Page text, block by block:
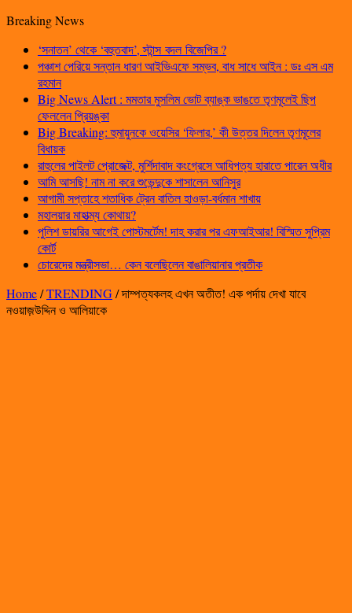
Breaking News
‘সনাতন’ থেকে ‘বহুতবাদ’, স্টান্স বদল বিজেপির ?
পঞ্চাশ পেরিয়ে সন্তান ধারণ আইভিএফে সম্ভব, বাধ সাধে আইন : ডঃ এস এম
রহমান
Big News Alert : মমতার মুসলিম ভোট ব্যাঙ্ক ভাঙতে তৃণমূলেই ছিপ
ফেললেন প্রিয়ঙ্কা
Big Breaking: হুমায়ুনকে ওয়েসির ‘ফিলার,’ কী উত্তর দিলেন তৃণমূলের
বিধায়ক
রাহুলের পাইলট প্রোজেক্ট, মুর্শিদাবাদ কংগ্রেসে আধিপত্য হারাতে পারেন অধীর
আমি আসছি! নাম না করে শুভেন্দুকে শাসালেন আনিসুর
আগামী সপ্তাহে শতাধিক ট্রেন বাতিল হাওড়া-বর্ধমান শাখায়
মহালয়ার মাহাত্ম্য কোথায়?
পুলিশ ডায়রির আগেই পোস্টমর্টেম! দাহ করার পর এফআইআর! বিস্মিত সুপ্রিম
কোর্ট
চোরেদের মন্ত্রীসভা… কেন বলেছিলেন বাঙালিয়ানার প্রতীক
Home/TRENDING/দাম্পত্যকলহ এখন অতীত! এক পর্দায় দেখা যাবে
নওয়াজ়উদ্দিন ও আলিয়াকে